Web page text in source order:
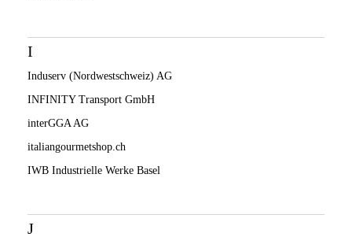
I
Induserv (Nordwestschweiz) AG
INFINITY Transport GmbH
interGGA AG
italiangourmetshop.ch
IWB Industrielle Werke Basel
J